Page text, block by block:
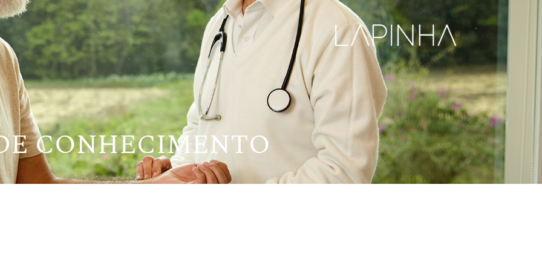
CONHECIMENTO